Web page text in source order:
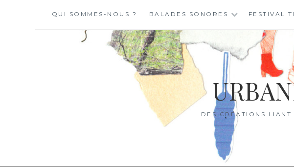
QUI SOMMES-NOUS ? BALADES SONORES FESTIVAL
DES CRÉATIONS